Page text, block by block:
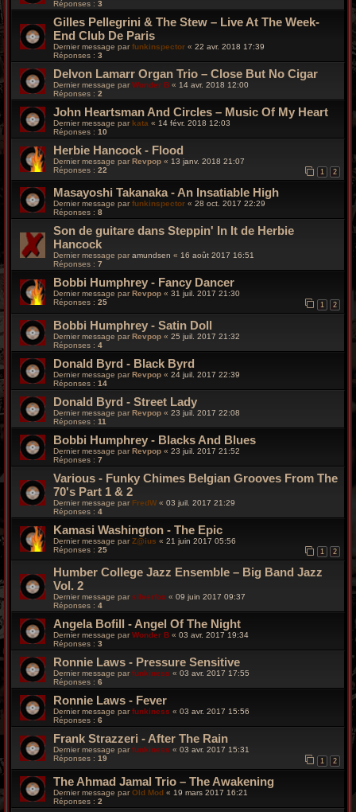
Réponses : 3
Gilles Pellegrini & The Stew – Live At The Week-
End Club De Paris
Dernier message par funkinspector « 22 avr. 2018 17:39
Réponses : 3
Delvon Lamarr Organ Trio – Close But No Cigar
Dernier message par Wonder B « 14 avr. 2018 12:00
Réponses : 2
John Heartsman And Circles – Music Of My Heart
Dernier message parkata « 14 févr. 2018 12:03
Réponses : 10
Herbie Hancock - Flood
Dernier message par Revpop « 13 janv. 2018 21:07
Réponses : 22 1 2
Masayoshi Takanaka - An Insatiable High
Dernier message parfunkinspector « 28 oct. 2017 22:29
Réponses : 8
Son de guitare dans Steppin' In It de Herbie
Hancock
Dernier message par amundsen « 16 août 2017 16:51
Réponses : 7
Bobbi Humphrey - Fancy Dancer
Dernier message par Revpop « 31 juil. 2017 21:30
Réponses : 25 1 2
Bobbi Humphrey - Satin Doll
Dernier message par Revpop « 25 juil. 2017 21:32
Réponses : 4
Donald Byrd - Black Byrd
Dernier message parRevpop « 24 juil. 2017 22:39
Réponses : 14
Donald Byrd - Street Lady
Dernier message par Revpop « 23 juil. 2017 22:08
Réponses : 11
Bobbi Humphrey - Blacks And Blues
Dernier message parRevpop « 23 juil. 2017 21:52
Réponses : 7
Various - Funky Chimes Belgian Grooves From The
70's Part 1 & 2
Dernier message par FredW « 03 juil. 2017 21:29
Réponses : 4
Kamasi Washington - The Epic
Dernier message parZ@ius « 21 juin 2017 05:56
Réponses : 25 1 2
Humber College Jazz Ensemble – Big Band Jazz
Vol. 2
Dernier message par silverfox « 09 juin 2017 09:37
Réponses : 4
Angela Bofill ‎- Angel Of The Night
Dernier message parWonder B « 03 avr. 2017 19:34
Réponses : 3
Ronnie Laws - Pressure Sensitive
Dernier message par funkiness « 03 avr. 2017 17:55
Réponses : 6
Ronnie Laws - Fever
Dernier message parfunkiness « 03 avr. 2017 15:56
Réponses : 6
Frank Strazzeri - After The Rain
Dernier message par funkiness « 03 avr. 2017 15:31
Réponses : 19 1 2
The Ahmad Jamal Trio ‎– The Awakening
Dernier message parOld Mod « 19 mars 2017 16:21
Réponses : 2